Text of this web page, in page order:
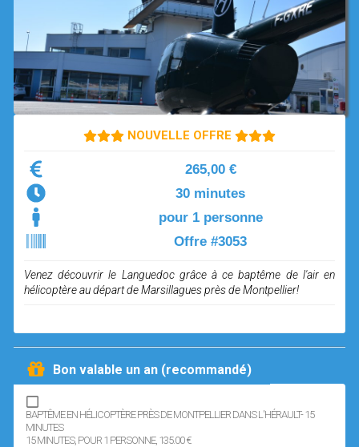
OPEN SUBMENU (SIMULATEUR)
SIMULATEUR
OPEN SUBMENU (DRÔNE)
DRÔNE
NOUVELLE OFFRE
265,00 €
30 minutes
pour 1 personne
Offre #3053
Venez découvrir le Languedoc grâce à ce baptême de l'air en
hélicoptère au départ de Marsillagues près de Montpellier!
Bon valable un an (recommandé)
BAPTÊME EN HÉLICOPTÈRE PRÈS DE MONTPELLIER DANS L'HÉRAULT- 15
MINUTES
15 MINUTES, POUR 1 PERSONNE, 135.00 €